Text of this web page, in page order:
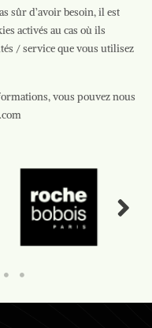
sûr d’avoir besoin, il est
activés au cas où ils
/ service que vous utilisez
vous pouvez nous